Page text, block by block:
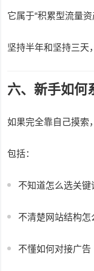
它属于“积累型流量资
坚持半年和坚持三天
六、新手如何
如果完全靠自己摸索
包括：
不知道怎么选关键
不清楚网站结构怎
不懂如何对接广告